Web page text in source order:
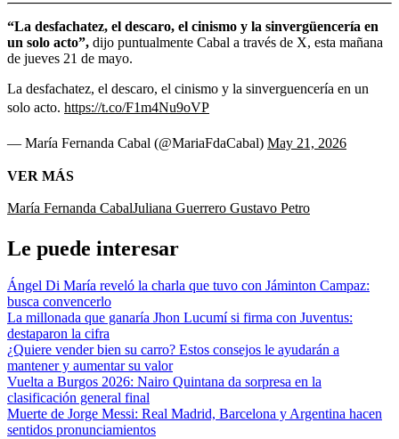
“La desfachatez, el descaro, el cinismo y la sinvergüencería en
un solo acto”, dijo puntualmente Cabal a través de X, esta mañana
de jueves 21 de mayo.
La desfachatez, el descaro, el cinismo y la sinverguencería en un
solo acto. https://t.co/F1m4Nu9oVP
— María Fernanda Cabal (@MariaFdaCabal) May 21, 2026
VER MÁS
María Fernanda CabalJuliana Guerrero Gustavo Petro
Le puede interesar
Ángel Di María reveló la charla que tuvo con Jáminton Campaz:
busca convencerlo
La millonada que ganaría Jhon Lucumí si firma con Juventus:
destaparon la cifra
¿Quiere vender bien su carro? Estos consejos le ayudarán a
mantener y aumentar su valor
Vuelta a Burgos 2026: Nairo Quintana da sorpresa en la
clasificación general final
Muerte de Jorge Messi: Real Madrid, Barcelona y Argentina hacen
sentidos pronunciamientos